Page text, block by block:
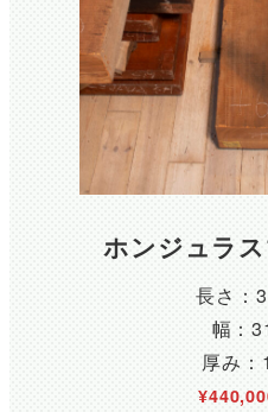
ホンジュラ
長さ：
幅：
厚み